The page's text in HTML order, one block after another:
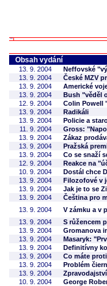
Obsah vydání
13. 9. 2004
Neffovské
13. 9. 2004
České MZV
13. 9. 2004
Americké
13. 9. 2004
Bush "věděl
12. 9. 2004
Colin Powell
13. 9. 2004
Radikáli
13. 9. 2004
Policie a
11. 9. 2004
Gross:
13. 9. 2004
Zákaz
13. 9. 2004
Pražská
13. 9. 2004
Co se snaží
12. 9. 2004
Reakce na
10. 9. 2004
Dostál chce
13. 9. 2004
Filozofové v
13. 9. 2004
Jak je to se
13. 9. 2004
Čeština pro
13. 9. 2004
V zámku a v
13. 9. 2004
S růžencem
13. 9. 2004
Gromanova
13. 9. 2004
Masaryk:
13. 9. 2004
Definitívny
13. 9. 2004
Co máte
13. 9. 2004
Problém
13. 9. 2004
10. 9. 2004
George